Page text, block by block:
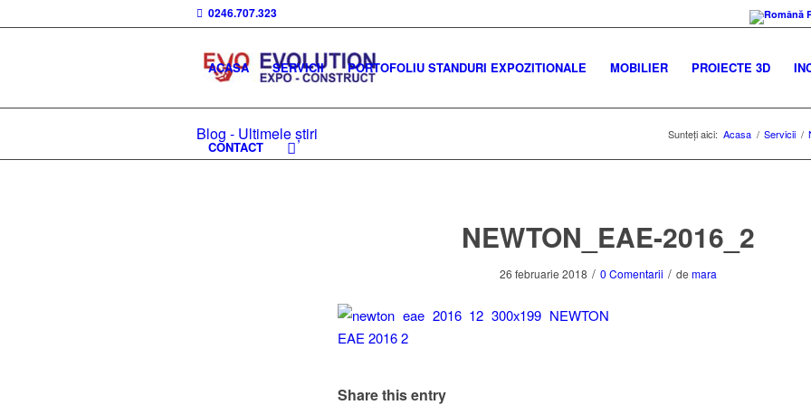
0246.707.323
ACASA SERVICII PORTOFOLIU STANDURI EXPOZITIONALE MOBILIER PROIECTE 3D
CONTACT
Blog - Ultimele știri Sunteți aici: Acasa / Servicii /
NEWTON_EAE-2016_2
26 februarie 2018 / 0 Comentarii / demara
Share this entry